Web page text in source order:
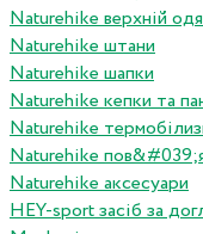
Naturehike верхній
Naturehike штани
Naturehike шапки
Naturehike кепки та
Naturehike
Naturehike
Naturehike аксесуари
HEY-sport засіб за